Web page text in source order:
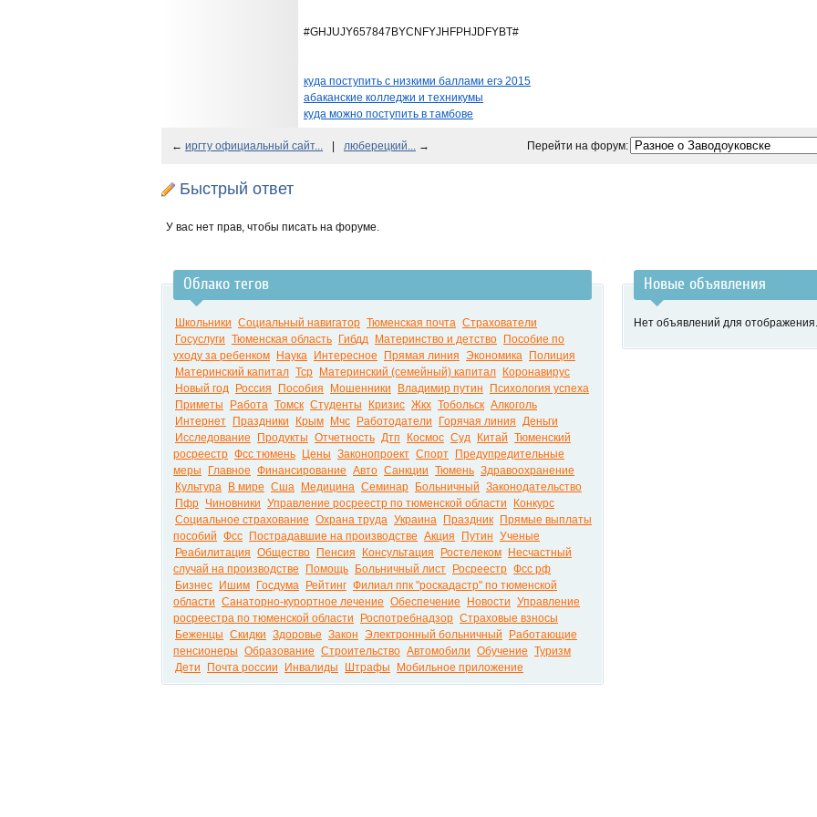
#GHJUJY657847BYCNFYJHFPHJDFYBT#
куда поступить с низкими баллами егэ 2015
абаканские колледжи и техникумы
куда можно поступить в тамбове
← иргту официальный сайт... люберецкий... → Перейти на форум:
Быстрый ответ
У вас нет прав, чтобы писать на форуме.
Облако тегов
Школьники Социальный навигатор Тюменская почта Страхователи
Госуслуги Тюменская область Гибдд Материнство и детство
Пособие по
уходу за ребенком
Наука Интересное Прямая линия Экономика
Полиция
Материнский капитал Тср Материнский (семейный) капитал
Коронавирус
Новый год
Россия Пособия Мошенники Владимир путин
Психология успеха
Приметы
Работа Томск Студенты Кризис Жкх Тобольск Алкоголь
Интернет
Праздники Крым Мчс Работодатели Горячая линия Деньги
Исследование
Продукты Отчетность Дтп Космос Суд Китай Тюменский
росреестр Фсс тюмень Цены Законопроект Спорт
Предупредительные
меры
Главное Финансирование Авто Санкции Тюмень Здравоохранение
Культура
В мире Сша Медицина Семинар Больничный Законодательство
Пфр Чиновники Управление росреестр по тюменской области
Конкурс
Социальное страхование Охрана труда Украина Праздник
Прямые выплаты
пособий Фсс Пострадавшие на производстве Акция Путин Ученые
Реабилитация Общество Пенсия Консультация Ростелеком
Несчастный
случай на производстве
Помощь Больничный лист Росреестр Фсс рф
Бизнес
Ишим Госдума Рейтинг Филиал ппк "роскадастр" по тюменской
области Санаторно-курортное лечение Обеспечение Новости Управление
росреестра по тюменской области
Роспотребнадзор Страховые взносы
Беженцы Скидки Здоровье Закон Электронный больничный
Работающие
пенсионеры Образование Строительство Автомобили Обучение Туризм
Дети
Почта россии Инвалиды Штрафы Мобильное приложение
Новые объявления
Нет объявлений для отображения.